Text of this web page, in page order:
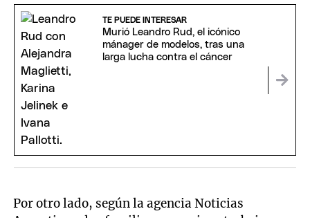
TE PUEDE INTERESAR
Murió Leandro Rud, el icónico
mánager de modelos, tras una
larga lucha contra el cáncer
Por otro lado, según la agencia Noticias